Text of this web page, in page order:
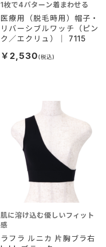
医療用（脱毛時用）帽子・
リバーシブルワッチ（ピン
ク／エクリュ）｜ 7115
1枚で4パターン着まわせる
￥2,530
ラフラ ルニカ 片胸ブラ右
肌に溶け込む優しいフィット
感